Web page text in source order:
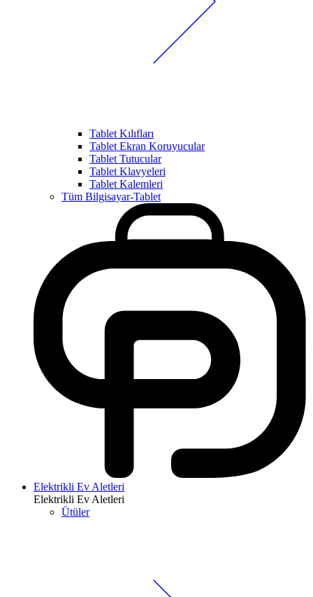
Tablet Kılıfları
Tablet Ekran Koruyucular
Tablet Tutucular
Tablet Klavyeleri
Tablet Kalemleri
Tüm Bilgisayar-Tablet
Elektrikli Ev Aletleri
Elektrikli Ev Aletleri
Ütüler